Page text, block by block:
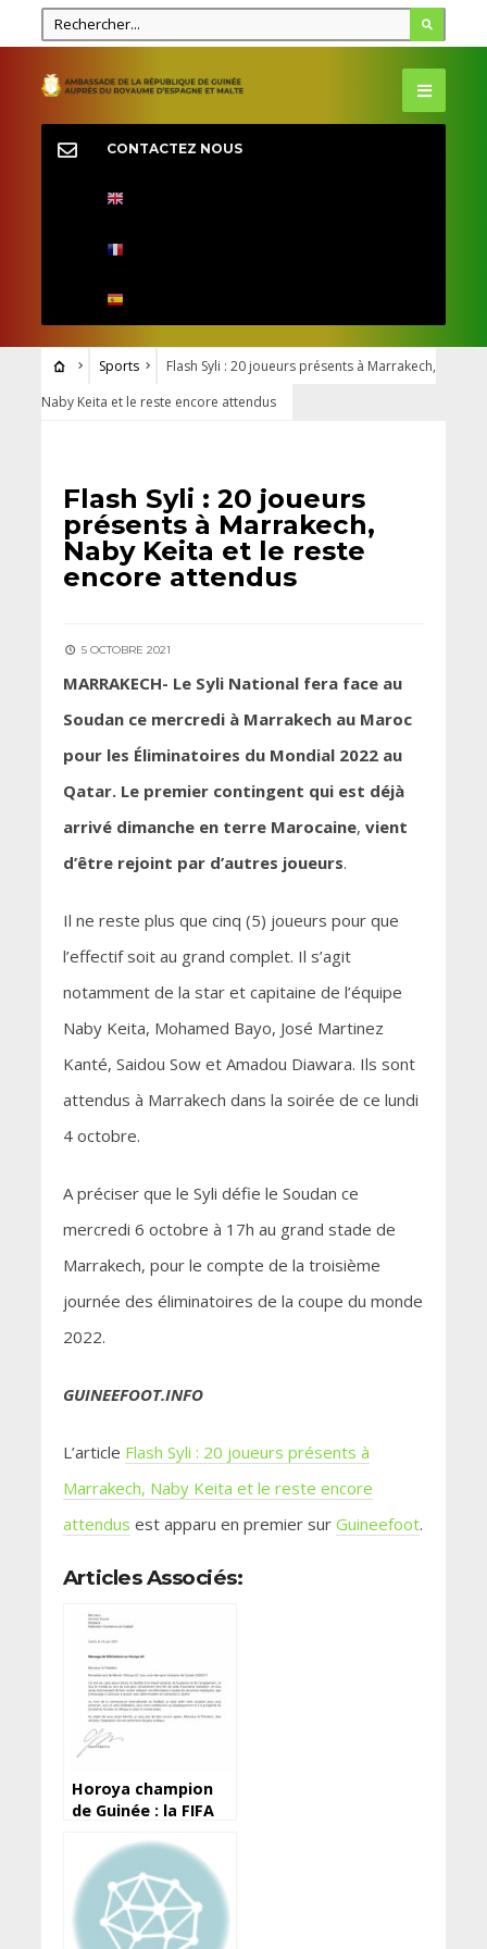
CONTACTEZ NOUS
Sports
Flash Syli : 20 joueurs présents à Marrakech,
Naby Keita et le reste encore attendus
Flash Syli : 20 joueurs
présents à Marrakech,
Naby Keita et le reste
encore attendus
5 OCTOBRE 2021
MARRAKECH- Le Syli National fera face au
Soudan ce mercredi à Marrakech au Maroc
pour les Éliminatoires du Mondial 2022 au
Qatar. Le premier contingent qui est déjà
arrivé dimanche en terre Marocaine, vient
d’être rejoint par d’autres joueurs.
Il ne reste plus que cinq (5) joueurs pour que
l’effectif soit au grand complet. Il s’agit
notamment de la star et capitaine de l’équipe
Naby Keita, Mohamed Bayo, José Martinez
Kanté, Saidou Sow et Amadou Diawara. Ils sont
attendus à Marrakech dans la soirée de ce lundi
4 octobre.
A préciser que le Syli défie le Soudan ce
mercredi 6 octobre à 17h au grand stade de
Marrakech, pour le compte de la troisième
journée des éliminatoires de la coupe du monde
2022.
GUINEEFOOT.INFO
L’article Flash Syli : 20 joueurs présents à
Marrakech, Naby Keita et le reste encore
attendus est apparu en premier sur Guineefoot.
Articles Associés:
Horoya champion
de Guinée : la FIFA
l’implication
d’Antonio Souaré
(courrier)